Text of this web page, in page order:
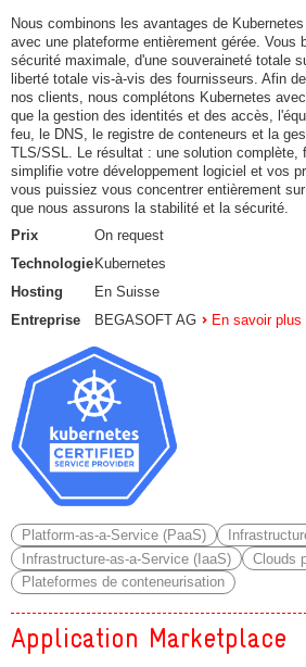
Nous combinons les avantages de
avec une plateforme entièrement gérée. Vous
sécurité maximale, d'une souveraineté totale
liberté totale vis-à-vis des fournisseurs. Afin
nos clients, nous complétons Kubernetes
que la gestion des identités et des accès,
feu, le DNS, le registre de conteneurs et la
TLS/SSL. Le résultat : une solution complète,
simplifie votre développement logiciel et vos
vous puissiez vous concentrer entièrement
que nous assurons la stabilité et la sécurité.
Prix
On request
Technologie Kubernetes
Hosting
En Suisse
Entreprise
BEGASOFT AG En savoir plus
Platform-as-a-Service (PaaS)
Infrastructure-as-a-Service (IaaS)
Clouds
Plateformes de conteneurisation
Application Marketplace